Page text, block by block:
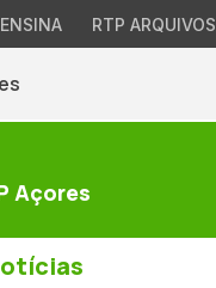
RTP ARQUIVOS
Açores